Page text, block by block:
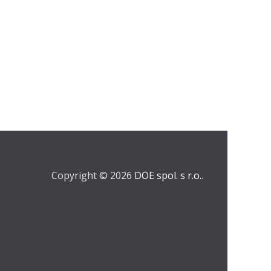
Copyright © 2026 DOE spol. s r.o..